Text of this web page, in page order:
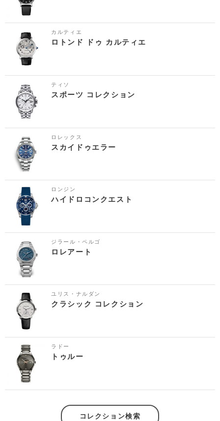
カルティエ
ロトンド ドゥ カルティエ
ティソ
スポーツ コレクション
ロレックス
スカイドゥエラー
ロンジン
ハイドロコンクエスト
ジラール・ペルゴ
ロレアート
ユリス・ナルダン
クラシック コレクション
ラドー
トゥルー
コレクション検索